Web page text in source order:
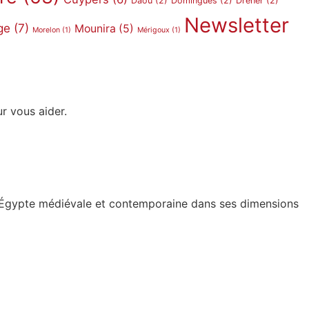
(7) Morelon (1) Mounira (5) Mérigoux (1)
Newsletter
vous aider.
médiévale et contemporaine dans ses dimensions